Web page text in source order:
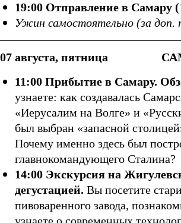
19:00 Отправление в Самару
Ужин самостоятельно (за доп.
августа, пятница
11:00 Прибытие в Самару.
узнаете: как создавалась
«Иерусалим на Волге» и
был выбран «запасной
Почему именно здесь был
главнокомандующего Сталина?
14:00 Экскурсия на
дегустацией. Вы посетите
пивоваренного завода,